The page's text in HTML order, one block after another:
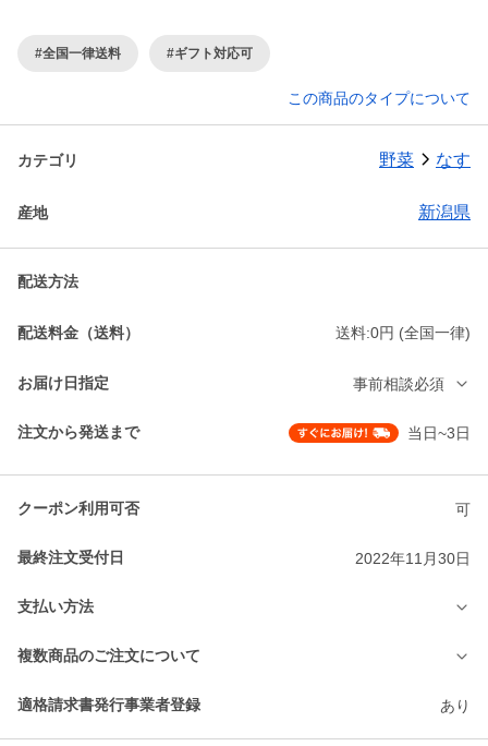
#全国一律送料 #ギフト対応可
この商品のタイプについて
カテゴリ 野菜 なす
産地 新潟県
配送方法
配送料金（送料） 送料:0円 (全国一律)
お届け日指定 事前相談必須
注文から発送まで 当日~3日
クーポン利用可否 可
最終注文受付日 2022年11月30日
支払い方法
複数商品のご注文について
適格請求書発行事業者登録 あり